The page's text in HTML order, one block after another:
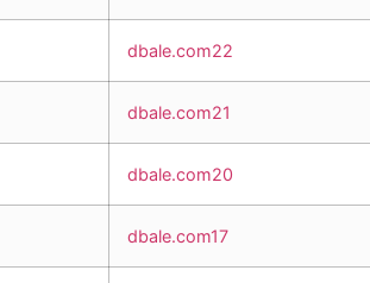
dbale.com22
dbale.com21
dbale.com20
dbale.com17